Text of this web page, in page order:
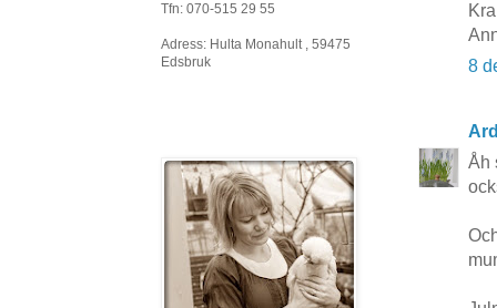
8
Åh
Tfn: 070-515 29 55
Adress: Hulta Monahult , 59475
Edsbruk